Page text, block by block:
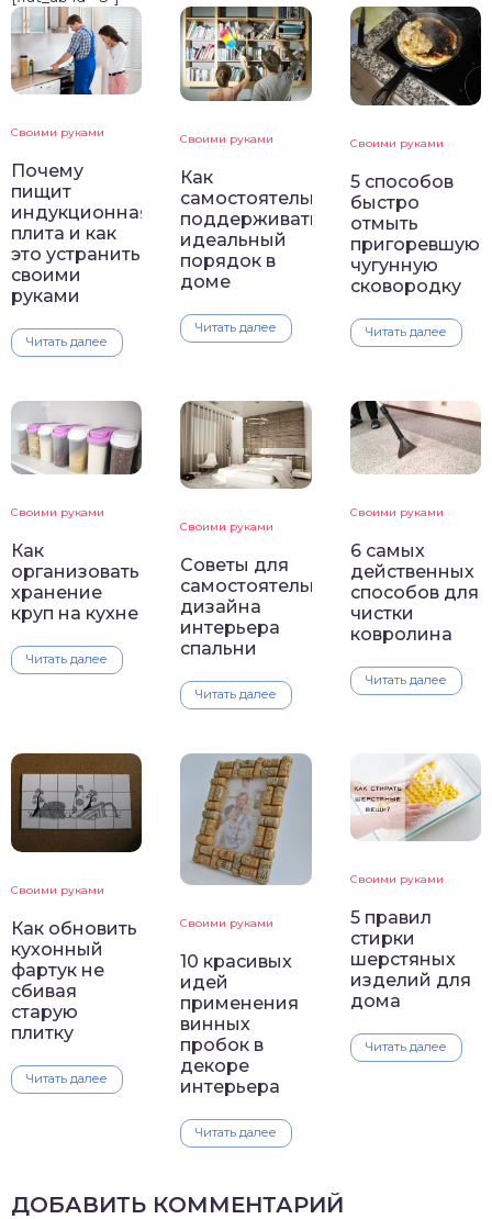
Своими руками
Почему
пищит
индукционная
плита и как
это устранить
своими
руками
Читать далее
Своими руками
Как
самостоятельно
поддерживать
идеальный
порядок в
доме
Читать далее
Своими руками
5 способов
быстро
отмыть
пригоревшую
чугунную
сковородку
Читать далее
Своими руками
Как
организовать
хранение
круп на кухне
Читать далее
Своими руками
Советы для
самостоятельного
дизайна
интерьера
спальни
Читать далее
Своими руками
6 самых
действенных
способов для
чистки
ковролина
Читать далее
Своими руками
Как обновить
кухонный
фартук не
сбивая
старую
плитку
Читать далее
Своими руками
10 красивых
идей
применения
винных
пробок в
декоре
интерьера
Читать далее
Своими руками
5 правил
стирки
шерстяных
изделий для
дома
Читать далее
ДОБАВИТЬ КОММЕНТАРИЙ